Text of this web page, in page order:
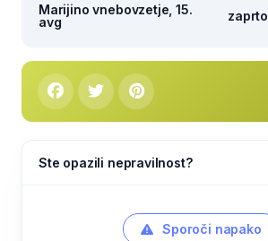
Marijino vnebovzetje, 15.
avg
zaprto
Ste opazili nepravilnost?
Sporoči napako